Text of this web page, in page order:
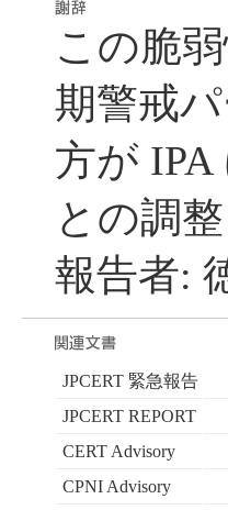
この脆
期警戒
方が IPA
との調
報告者:
JPCERT 緊急報告
JPCERT REPORT
CERT Advisory
CPNI Advisory